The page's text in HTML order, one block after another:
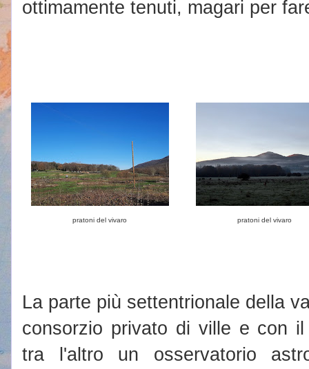
ottimamente tenuti, magari per
pratoni del vivaro pratoni del vivaro
La parte più settentrionale della
consorzio privato di ville e con
tra l'altro un osservatorio